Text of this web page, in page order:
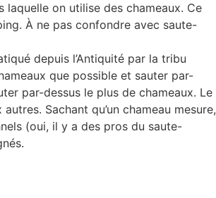
laquelle on utilise des chameaux. Ce
À ne pas confondre avec saute-
depuis l’Antiquité par la tribu
que possible et sauter par-
par-dessus le plus de chameaux. Le
Sachant qu’un chameau mesure,
(oui, il y a des pros du saute-